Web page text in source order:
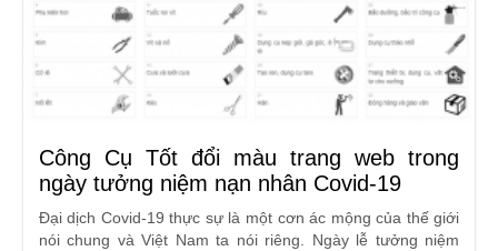
Công Cụ Tốt đổi màu trang web trong
ngày tưởng niệm nạn nhân Covid-19
Đại dịch Covid-19 thực sự là một cơn ác mộng của thế giới
nói chung và Việt Nam ta nói riêng. Ngày lễ tưởng niệm